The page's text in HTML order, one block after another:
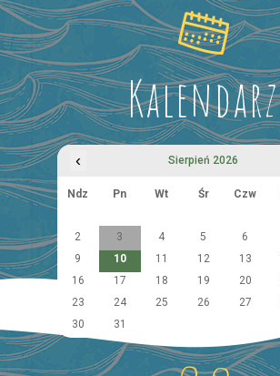
Kalendarz
‹ Sierpień 2026
Ndz Pn Wt Śr Czw
2
3 4 5 6
9
10 11 12 13
16
17 18 19 20
23
24 25 26 27
30
31